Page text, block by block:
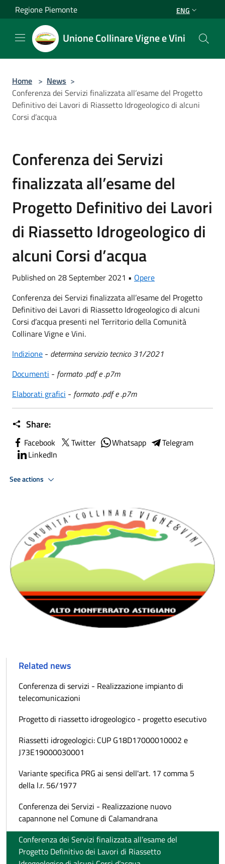
Salta al contenuto principale
Regione Piemonte ENG
Unione Collinare Vigne e Vini
Home > News >
Conferenza dei Servizi finalizzata all’esame del Progetto
Definitivo dei Lavori di Riassetto Idrogeologico di alcuni
Corsi d’acqua
Conferenza dei Servizi
finalizzata all’esame del
Progetto Definitivo dei Lavori
di Riassetto Idrogeologico di
alcuni Corsi d’acqua
Published on 28 September 2021 • Opere
Conferenza dei Servizi finalizzata all’esame del Progetto
Definitivo dei Lavori di Riassetto Idrogeologico di alcuni
Corsi d’acqua presenti nel Territorio della Comunità
Collinare Vigne e Vini.
Indizione - determina servizio tecnico 31/2021
Documenti - formato .pdf e .p7m
Elaborati grafici - formato .pdf e .p7m
Share:
Facebook Twitter Whatsapp
Telegram
LinkedIn
See actions
Related news
Conferenza di servizi - Realizzazione impianto di
telecomunicazioni
Progetto di riassetto idrogeologico - progetto esecutivo
Riassetti idrogeologici: CUP G18D17000010002 e
J73E19000030001
Variante specifica PRG ai sensi dell'art. 17 comma 5
della l.r. 56/1977
Conferenza dei Servizi - Realizzazione nuovo
capannone nel Comune di Calamandrana
Conferenza dei Servizi finalizzata all’esame del
Progetto Definitivo dei Lavori di Riassetto